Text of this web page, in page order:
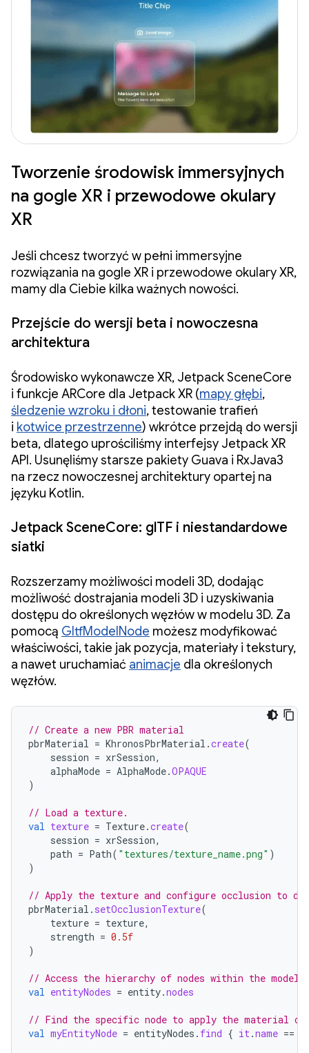
Tworzenie środowisk immersyjnych
na gogle XR i przewodowe okulary
XR
Jeśli chcesz tworzyć w pełni immersyjne
rozwiązania na gogle XR i przewodowe okulary XR,
mamy dla Ciebie kilka ważnych nowości.
Przejście do wersji beta i nowoczesna
architektura
Środowisko wykonawcze XR, Jetpack SceneCore
i funkcje ARCore dla Jetpack XR (mapy głębi,
śledzenie wzroku i dłoni, testowanie trafień
i kotwice przestrzenne) wkrótce przejdą do wersji
beta, dlatego uprościliśmy interfejsy Jetpack XR
API. Usunęliśmy starsze pakiety Guava i RxJava3
na rzecz nowoczesnej architektury opartej na
języku Kotlin.
Jetpack SceneCore: glTF i niestandardowe
siatki
Rozszerzamy możliwości modeli 3D, dodając
możliwość dostrajania modeli 3D i uzyskiwania
dostępu do określonych węzłów w modelu 3D. Za
pomocą GltfModelNode możesz modyfikować
właściwości, takie jak pozycja, materiały i tekstury,
a nawet uruchamiać animacje dla określonych
węzłów.
// Create a new PBR material
pbrMaterial = KhronosPbrMaterial .create(
session = xrSession,
alphaMode = AlphaMode.OPAQUE
)
// Load a texture.
val texture = Texture.create(
session = xrSession,
path = Path( "textures/texture_name.png" )
)
// Apply the texture and configure occlusion to
pbrMaterial . setOcclusionTexture(
texture = texture,
strength = 0.5f
)
// Access the hierarchy of nodes within the model
val entityNodes = entity.nodes
// Find the specific node to apply the material
val myEntityNode = entityNodes . find { it.name ==